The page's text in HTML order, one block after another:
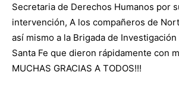
Secretaria de Derechos Humanos por
intervención, A los compañeros de
así mismo a la Brigada de
Santa Fe que dieron rápidamente con
MUCHAS GRACIAS A TODOS!!!